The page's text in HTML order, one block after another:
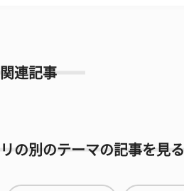
関連記事
の別のテーマの記事を見る